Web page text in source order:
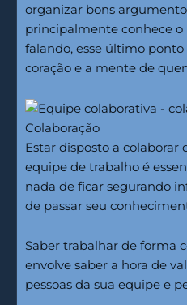
organizar bons
principalmente conhece
falando, esse último
coração e a mente de
Colaboração
Estar disposto a colaborar
equipe de trabalho é
nada de ficar segurando
de passar seu
Saber trabalhar de forma
envolve saber a hora de
pessoas da sua equipe e